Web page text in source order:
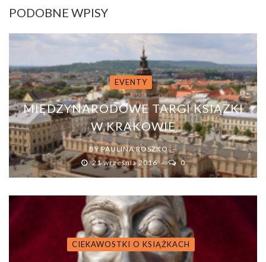
PODOBNE WPISY
EVENTY
MIĘDZYNARODOWE TARGI KSIĄŻKI
W KRAKOWIE
BYPAULINA ROSZKO
21 września 2016
0
CIEKAWOSTKI O KSIĄŻKACH